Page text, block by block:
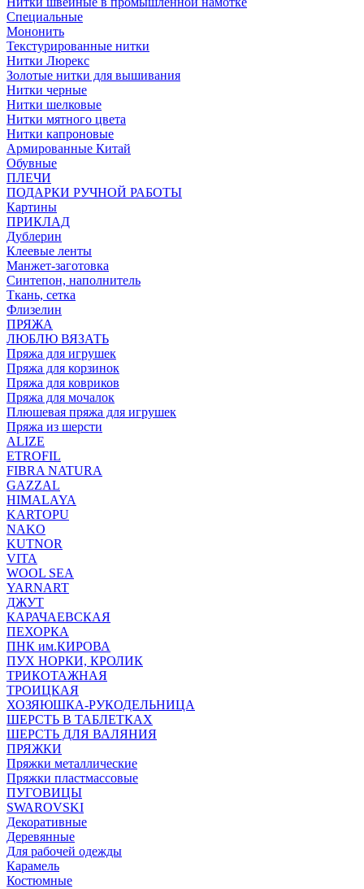
Специальные
Мононить
Текстурированные нитки
Нитки Люрекс
Золотые нитки для вышивания
Нитки черные
Нитки шелковые
Нитки мятного цвета
Нитки капроновые
Армированные Китай
Обувные
ПЛЕЧИ
ПОДАРКИ РУЧНОЙ РАБОТЫ
Картины
ПРИКЛАД
Дублерин
Клеевые ленты
Манжет-заготовка
Синтепон, наполнитель
Ткань, сетка
Флизелин
ПРЯЖА
ЛЮБЛЮ ВЯЗАТЬ
Пряжа для игрушек
Пряжа для корзинок
Пряжа для ковриков
Пряжа для мочалок
Плюшевая пряжа для игрушек
Пряжа из шерсти
ALIZE
ETROFIL
FIBRA NATURA
GAZZAL
HIMALAYA
KARTOPU
NAKO
KUTNOR
VITA
WOOL SEA
YARNART
ДЖУТ
КАРАЧАЕВСКАЯ
ПЕХОРКА
ПНК им.КИРОВА
ПУХ НОРКИ, КРОЛИК
ТРИКОТАЖНАЯ
ТРОИЦКАЯ
ХОЗЯЮШКА-РУКОДЕЛЬНИЦА
ШЕРСТЬ В ТАБЛЕТКАХ
ШЕРСТЬ ДЛЯ ВАЛЯНИЯ
ПРЯЖКИ
Пряжки металлические
Пряжки пластмассовые
ПУГОВИЦЫ
SWAROVSKI
Декоративные
Деревянные
Для рабочей одежды
Карамель
Костюмные